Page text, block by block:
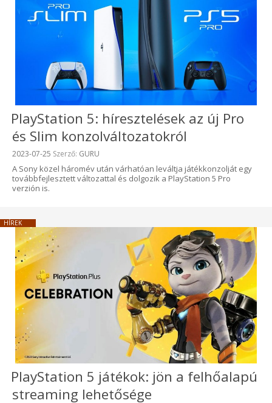
PlayStation 5: híresztelések az új Pro
és Slim konzolváltozatokról
Beküldve:
2023-07-25 Szerző: GURU
A Sony közel háromév után várhatóan leváltja játékkonzolját egy
továbbfejlesztett változattal és dolgozik a PlayStation 5 Pro
verzión is.
HÍREK
PlayStation 5 játékok: jön a felhőalapú
streaming lehetősége